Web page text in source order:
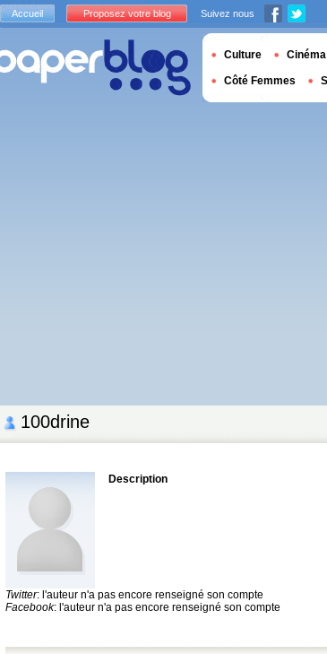
100drine
Description
Twitter: l'auteur n'a pas encore renseigné son compte
Facebook: l'auteur n'a pas encore renseigné son compte
Accueil Proposez votre blog Suivez nous
Culture Cinéma
Côté Femmes